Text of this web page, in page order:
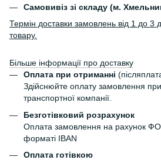
Самовивіз зі складу (м.
Термін доставки замовлень від 1 до 3
товару.
Більше інформації про доставку
Оплата при отриманні
Здійснюйте оплату замовлення при
транспортної компанії.
Безготівковий розрахунок
Оплата замовлення на рахунок
форматі IBAN
Оплата готівкою